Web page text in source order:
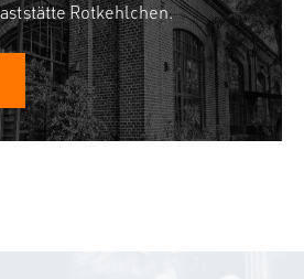
Rotkehlchen.